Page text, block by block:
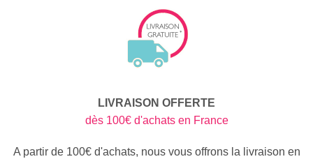
LIVRAISON OFFERTE
dès 100€ d'achats en France
A partir de 100€ d'achats, nous vous offrons la livraison en